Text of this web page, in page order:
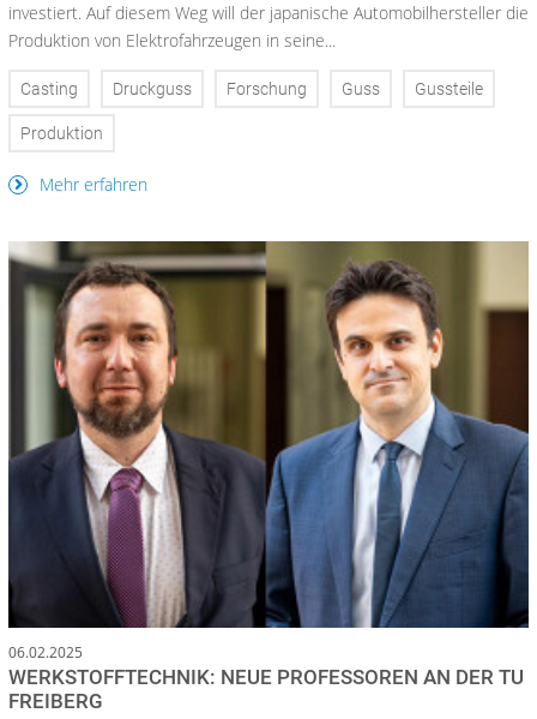
investiert. Auf diesem Weg will der japanische Automobilhersteller die
Produktion von Elektrofahrzeugen in seine...
Casting Druckguss Forschung Guss Gussteile
Produktion
Mehr erfahren
06.02.2025
WERKSTOFFTECHNIK: NEUE PROFESSOREN AN DER TU
FREIBERG